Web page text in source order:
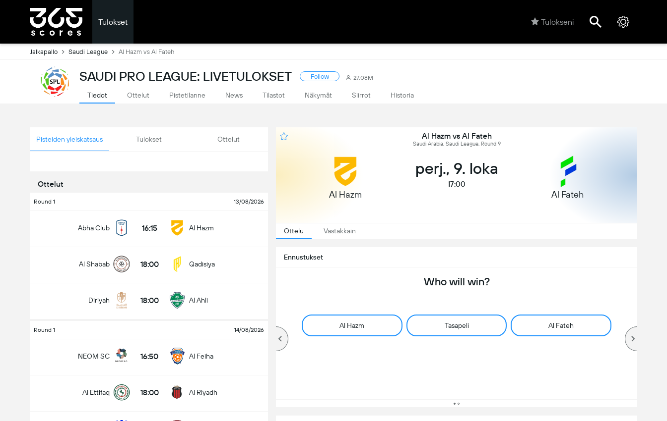
Tulokset Tulokseni
Jalkapallo Saudi League Al Hazm vs Al Fateh
SAUDI PRO LEAGUE: LIVETULOKSET Follow 27.08M
Tiedot Ottelut Pistetilanne News Tilastot Näkymät Siirrot Historia
Pisteiden yleiskatsaus Tulokset Ottelut
Ottelut
Round 1 13/08/2026
Abha Club 16:15 Al Hazm
Al Shabab 18:00 Qadisiya
Diriyah 18:00 Al Ahli
Round 1 14/08/2026
NEOM SC 16:50 Al Feiha
Al Ettifaq 18:00 Al Riyadh
Al Hazm vs Al Fateh
Saudi Arabia, Saudi League, Round 9
Al Hazm
perj., 9. loka
17:00
Al Fateh
Ottelu Vastakkain
Ennustukset
Who will win?
Al Hazm Tasapeli Al Fateh